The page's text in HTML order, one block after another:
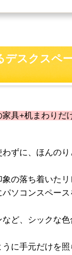
デスクスペ
家具+机まわりだ
ずに、ほんの
の落ち着いたリ
ソコンスペー
ど、シックな色
に手元だけを